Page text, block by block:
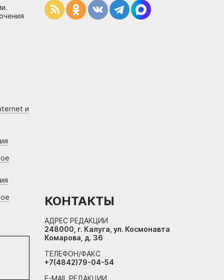
и
КОНТАКТЫ
АДРЕС РЕДАКЦИИ
248000, г. Калуга, ул. Космонавта
Комарова, д. 36
ТЕЛЕФОН/ФАКС
+7(4842)79-04-54